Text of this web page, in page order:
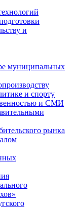
и
муниципальных
и спорту
и СМИ
рынка